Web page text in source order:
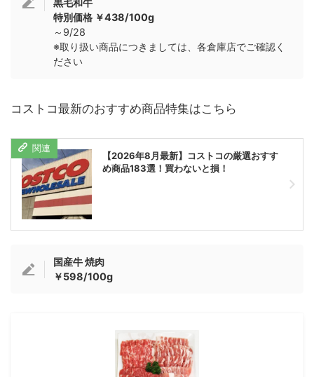
黒毛和牛
特別価格 ￥438/100g
～9/28
※取り扱い商品につきましては、各倉庫店でご確認く
ださい
コストコ最新のおすすめ商品特集はこちら
【2026年8月最新】コストコの厳選おすす
め商品183選！買わないと損！
国産牛 焼肉
￥598/100g